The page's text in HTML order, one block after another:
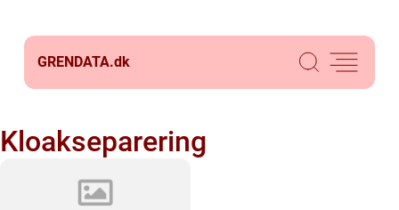
GRENDATA.dk
Kloakseparering